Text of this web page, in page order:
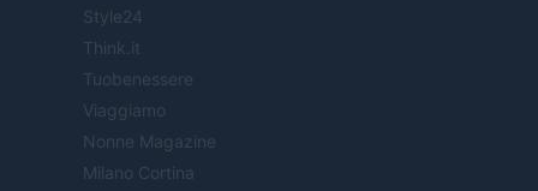
Style24
Think.it
Tuobenessere
Viaggiamo
Nonne Magazine
Milano Cortina